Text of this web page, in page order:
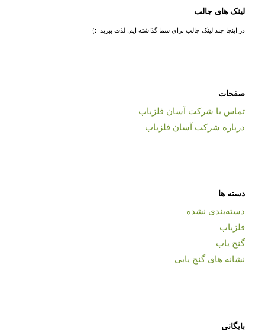
لینک های جالب
در اینجا چند لینک جالب برای شما گذاشته ایم. لذت ببرید! :)
صفحات
تماس با شرکت آسان فلزیاب
درباره شرکت آسان فلزیاب
دسته ها
دسته‌بندی نشده
فلزیاب
گنج یاب
نشانه های گنج یابی
بایگانی